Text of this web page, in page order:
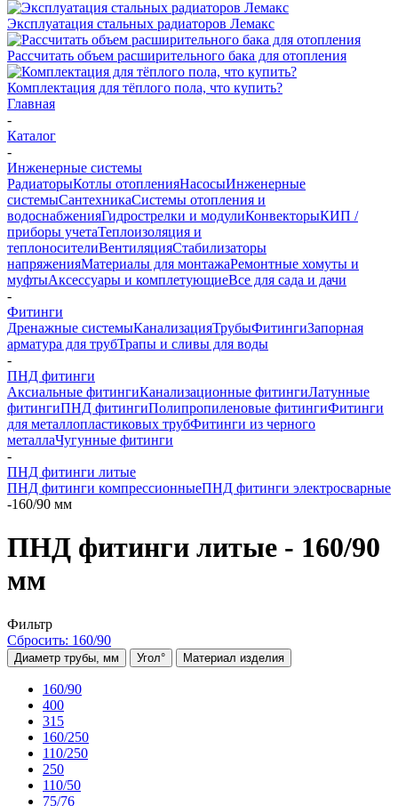
Эксплуатация стальных радиаторов Лемакс
Рассчитать объем расширительного бака для отопления
Комплектация для тёплого пола, что купить?
Главная
-
Каталог
-
Инженерные системы
РадиаторыКотлы отопленияНасосыИнженерные
системыСантехникаСистемы отопления и
водоснабженияГидрострелки и модулиКонвекторыКИП /
приборы учетаТеплоизоляция и
теплоносителиВентиляцияСтабилизаторы
напряженияМатериалы для монтажаРемонтные хомуты и
муфтыАксессуары и комплетующиеВсе для сада и дачи
-
Фитинги
Дренажные системыКанализацияТрубыФитингиЗапорная
арматура для трубТрапы и сливы для воды
-
ПНД фитинги
Аксиальные фитингиКанализационные фитингиЛатунные
фитингиПНД фитингиПолипропиленовые фитингиФитинги
для металлопластиковых трубФитинги из черного
металлаЧугунные фитинги
-
ПНД фитинги литые
ПНД фитинги компрессионныеПНД фитинги электросварные
-160/90 мм
ПНД фитинги литые - 160/90
мм
Фильтр
Сбросить: 160/90
Диаметр трубы, мм Угол° Материал изделия
160/90
400
315
160/250
110/250
250
110/50
75/76